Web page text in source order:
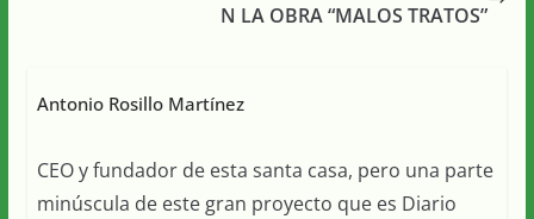
N LA OBRA “MALOS TRATOS”
Antonio Rosillo Martínez
CEO y fundador de esta santa casa, pero una parte
minúscula de este gran proyecto que es Diario